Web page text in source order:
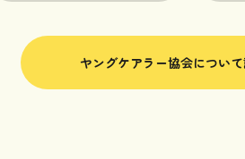
ヤングケアラー協会につい